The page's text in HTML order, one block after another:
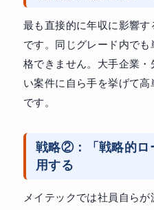
最も直接的に年収に影響す
です。同じグレード内で
格できません。大手企業
い案件に自ら手を挙げて
です。
戦略②：「戦略的ロ
用する
メイテックでは社員自ら